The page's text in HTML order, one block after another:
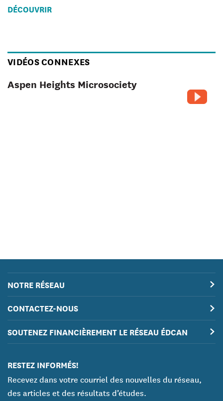
DÉCOUVRIR
VIDÉOS CONNEXES
Aspen Heights Microsociety
NOTRE RÉSEAU
CONTACTEZ-NOUS
SOUTENEZ FINANCIÈREMENT LE RÉSEAU ÉDCAN
RESTEZ INFORMÉS!
Recevez dans votre courriel des nouvelles du réseau,
des articles et des résultats d’études.